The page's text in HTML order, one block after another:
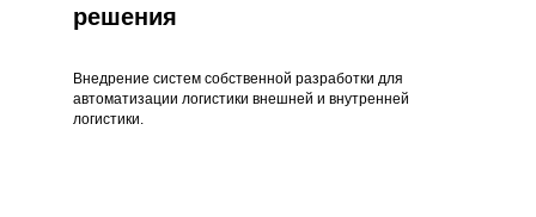
решения
Внедрение систем собственной разработки для
автоматизации логистики внешней и внутренней
логистики.